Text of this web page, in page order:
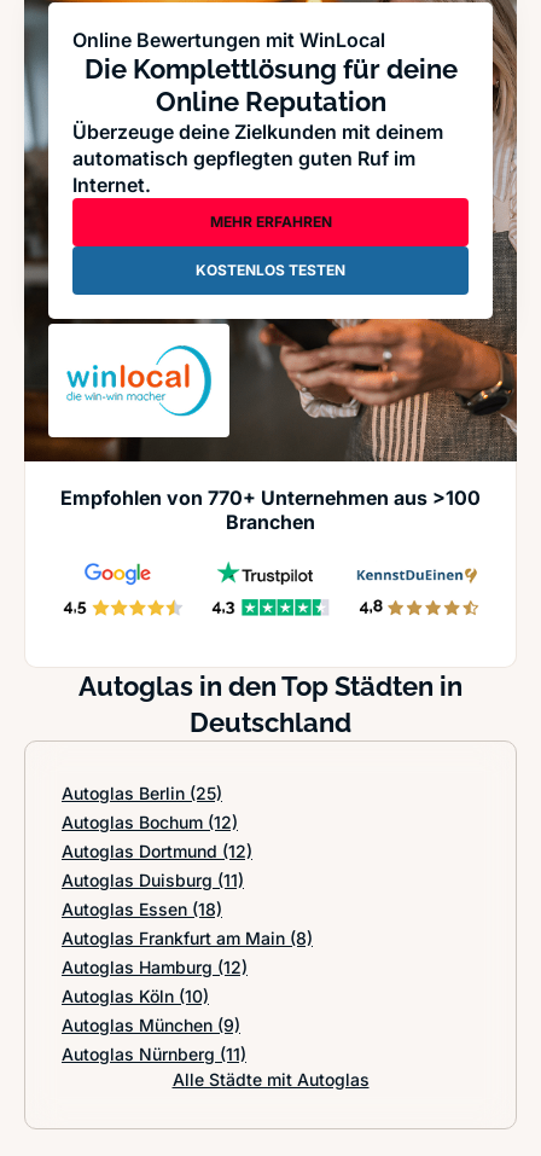
Online Bewertungen mit WinLocal
Die Komplettlösung für deine
Online Reputation
Überzeuge deine Zielkunden mit deinem
automatisch gepflegten guten Ruf im
Internet.
MEHR ERFAHREN
KOSTENLOS TESTEN
Empfohlen von 770+ Unternehmen aus >100
Branchen
Autoglas in den Top Städten in
Deutschland
Autoglas Berlin (25)
Autoglas Bochum (12)
Autoglas Dortmund (12)
Autoglas Duisburg (11)
Autoglas Essen (18)
Autoglas Frankfurt am Main (8)
Autoglas Hamburg (12)
Autoglas Köln (10)
Autoglas München (9)
Autoglas Nürnberg (11)
Alle Städte mit Autoglas